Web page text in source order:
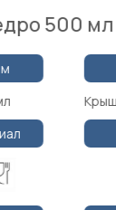
500 мл